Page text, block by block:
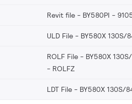
Revit file - BY580PI -
ULD File - BY580X 130S/
ROLF File - BY580X
ROLFZ
LDT File - BY580X 130S/